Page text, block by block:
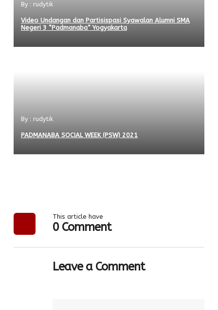
By : rudytik
Video Undangan dan Partisispasi Syawalan Alumni SMA
Negeri 3 “Padmanaba” Yogyakarta
By : rudytik
PADMANABA SOCIAL WEEK (PSW) 2021
This article have
0 Comment
Leave a Comment